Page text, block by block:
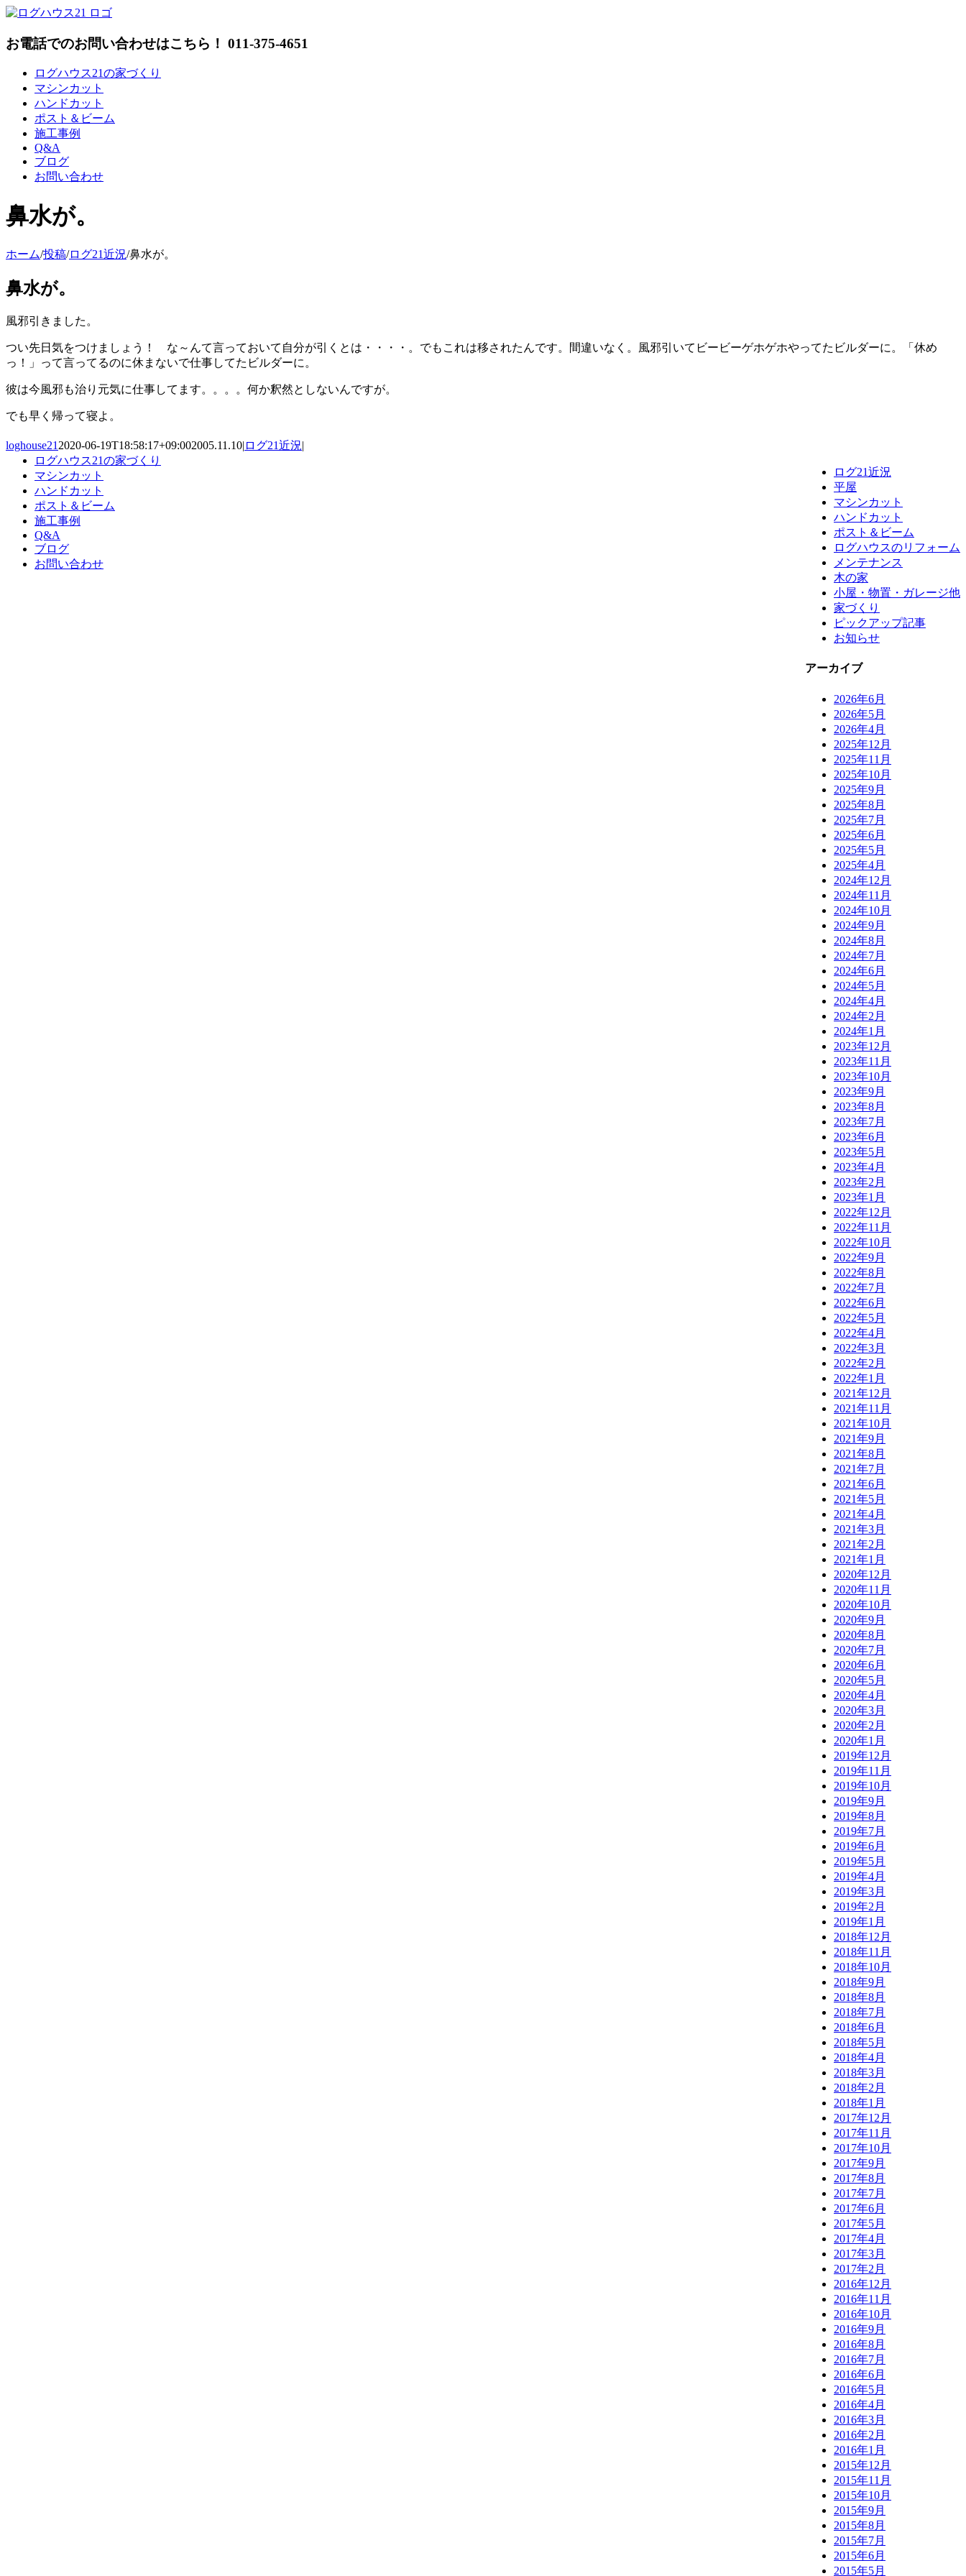
Skip
content
お電話でのお問い合わせはこちら！ 011-375-4651
ログハウス21の家づくり
マシンカット
ハンドカット
ポスト＆ビーム
施工事例
Q&A
ブログ
お問い合わせ
鼻水が。
ホーム/投稿/ログ21近況/鼻水が。
鼻水が。
風邪引きました。
つい先日気をつけましょう！ な～んて言っておいて自分が引くとは・・・・。でもこれは移されたんです。間違いなく。風邪引いてビービーゲホゲホやってたビルダーに。「休め
っ！」って言ってるのに休まないで仕事してたビルダーに。
彼は今風邪も治り元気に仕事してます。。。。何か釈然としないんですが。
でも早く帰って寝よ。
loghouse21 2020-06-19T18:58:17+09:002005.11.10| ログ21近況|
ログ21近況
平屋
マシンカット
ハンドカット
ポスト＆ビーム
ログハウスのリフォーム
メンテナンス
木の家
小屋・物置・ガレージ他
家づくり
ピックアップ記事
お知らせ
アーカイブ
2026年6月
2026年5月
2026年4月
2025年12月
2025年11月
2025年10月
2025年9月
2025年8月
2025年7月
2025年6月
2025年5月
2025年4月
2024年12月
2024年11月
2024年10月
2024年9月
2024年8月
2024年7月
2024年6月
2024年5月
2024年4月
2024年2月
2024年1月
2023年12月
2023年11月
2023年10月
2023年9月
2023年8月
2023年7月
2023年6月
2023年5月
2023年4月
2023年2月
2023年1月
2022年12月
2022年11月
2022年10月
2022年9月
2022年8月
2022年7月
2022年6月
2022年5月
2022年4月
2022年3月
2022年2月
2022年1月
2021年12月
2021年11月
2021年10月
2021年9月
2021年8月
2021年7月
2021年6月
2021年5月
2021年4月
2021年3月
2021年2月
2021年1月
2020年12月
2020年11月
2020年10月
2020年9月
2020年8月
2020年7月
2020年6月
2020年5月
2020年4月
2020年3月
2020年2月
2020年1月
2019年12月
2019年11月
2019年10月
2019年9月
2019年8月
2019年7月
2019年6月
2019年5月
2019年4月
2019年3月
2019年2月
2019年1月
2018年12月
2018年11月
2018年10月
2018年9月
2018年8月
2018年7月
2018年6月
2018年5月
2018年4月
2018年3月
2018年2月
2018年1月
2017年12月
2017年11月
2017年10月
2017年9月
2017年8月
2017年7月
2017年6月
2017年5月
2017年4月
2017年3月
2017年2月
2016年12月
2016年11月
2016年10月
2016年9月
2016年8月
2016年7月
2016年6月
2016年5月
2016年4月
2016年3月
2016年2月
2016年1月
2015年12月
2015年11月
2015年10月
2015年9月
2015年8月
2015年7月
2015年6月
2015年5月
ログハウス21の家づくり
マシンカット
ハンドカット
ポスト＆ビーム
施工事例
Q&A
ブログ
お問い合わせ